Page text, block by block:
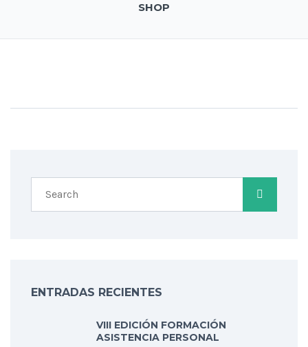
SHOP
ENTRADAS RECIENTES
VIII EDICIÓN FORMACIÓN
ASISTENCIA PERSONAL